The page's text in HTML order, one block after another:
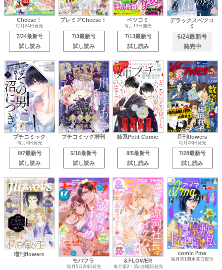
Cheese！
毎月24日発売
7/24最新号
試し読み
プレミアCheese！
7/3最新号
試し読み
ベツコミ
毎月13日発売
7/13最新号
試し読み
デラックスベツコ
ミ
6/24最新号
発売中
プチコミック
毎月8日発売
8/7最新号
試し読み
プチコミック増刊
5/18最新号
試し読み
姉系Petit Comic
8/5最新号
試し読み
月刊flowers
毎月28日発売
7/28最新号
試し読み
増刊flowers
モバフラ
毎月5日20日発売
＆FLOWER
毎月第2・第4金曜日発売
comic I’ma
毎月第1週水曜日配信